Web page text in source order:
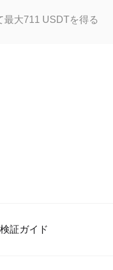
最大711 USDTを得る
証ガイド